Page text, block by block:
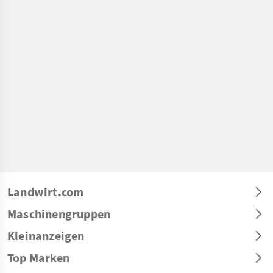
Landwirt.com
Maschinengruppen
Kleinanzeigen
Top Marken